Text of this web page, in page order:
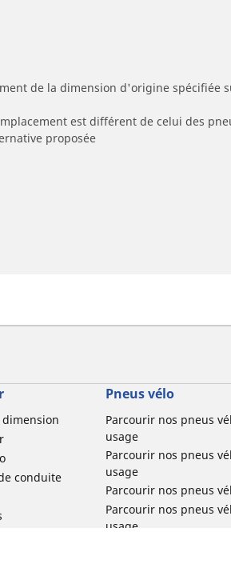
de la dimension d'origine spécifiée
est différent de celui des
proposée
conduite
Pneus vélo
Parcourir nos pneus
usage
Parcourir nos pneus
usage
Parcourir nos pneus
Parcourir nos pneus
usage